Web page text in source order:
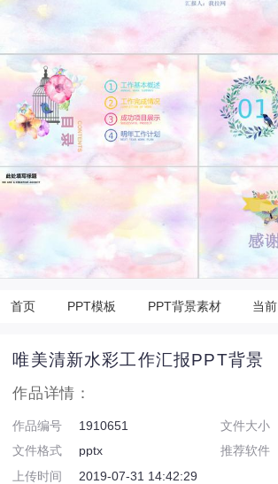
首页 PPT模板 PPT背景素材 当前
唯美清新水彩工作汇报PPT背景
作品详情：
作品编号 1910651 文件大小
文件格式
pptx 推荐软件
上传时间
2019-07-31 14:42:29